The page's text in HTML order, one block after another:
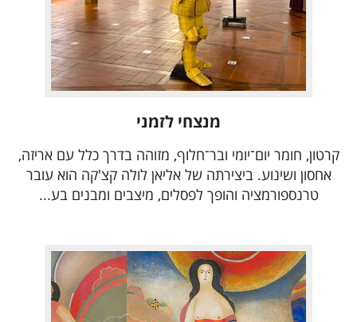
מנצחי לזמני
קרטון, חומר יום־יומי ובר־חלוף, מזוהה בדרך כלל עם אריזה,
אחסון ושינוע. ביצירתה של אליאן לולה קצ'קה הוא עובר
טרנספורמציה והופך לפסלים, מיצבים ומבנים בע...